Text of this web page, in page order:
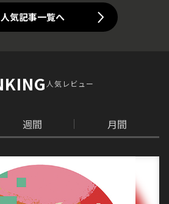
人気記事一覧へ
人気レビュー
週間 月間